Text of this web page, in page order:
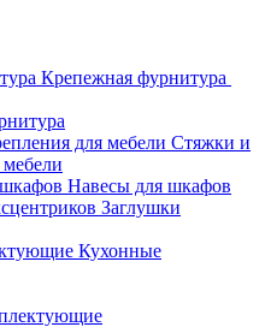
Крепежная фурнитура
Стяжки и
Навесы для шкафов
Заглушки
Кухонные